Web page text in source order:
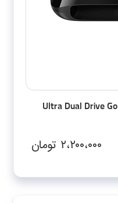
فلش مموری سن دیسک مدل Ultra Dual Drive Go
۲،۲۰۰،۰۰۰ تومان